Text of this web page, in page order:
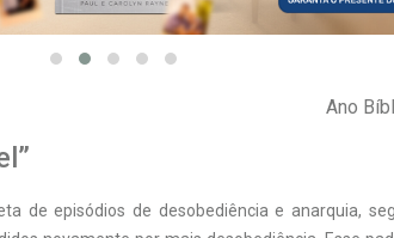
Ano
de episódios de desobediência e anarquia,